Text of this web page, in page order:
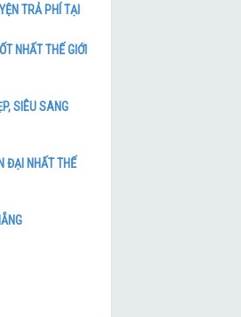
Chương trình tham khảo
Chương trình tham khảo
TRẢ PHÍ TẠI
NHẤT THẾ GIỚI
SIÊU SANG
ĐẠI NHẤT THẾ